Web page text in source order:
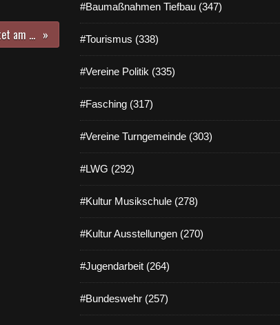
Veitshöchheimer Tanzsportgarde richtet am 26. und 27. November Frankens Offenes Qualifikationsturnier im karnevalistischen Tanzsport aus
#Baumaßnahmen Tiefbau (347)
#Tourismus (338)
#Vereine Politik (335)
#Fasching (317)
#Vereine Turngemeinde (303)
#LWG (292)
#Kultur Musikschule (278)
#Kultur Ausstellungen (270)
#Jugendarbeit (264)
#Bundeswehr (257)